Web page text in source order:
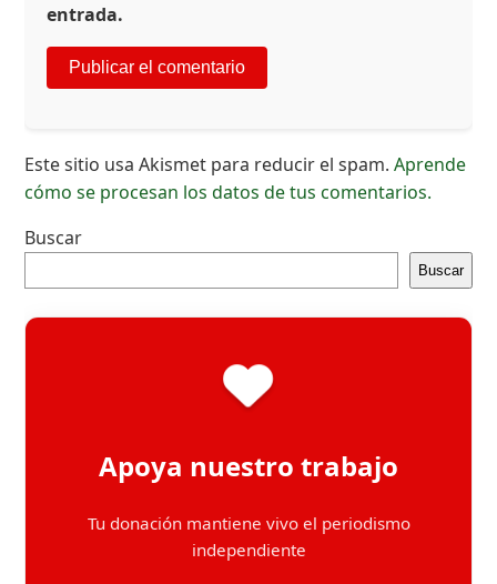
entrada.
Este sitio usa Akismet para reducir el spam.Aprende
cómo se procesan los datos de tus comentarios.
Buscar
Buscar
Apoya nuestro trabajo
Tu donación mantiene vivo el periodismo
independiente